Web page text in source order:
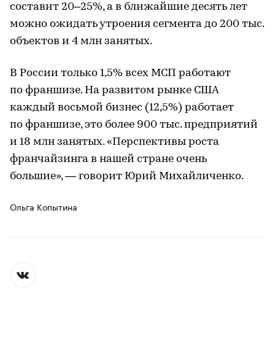
составит 20–25%, а в ближайшие десять лет
можно ожидать утроения сегмента до 200 тыс.
объектов и 4 млн занятых.
В России только 1,5% всех МСП работают
по франшизе. На развитом рынке США
каждый восьмой бизнес (12,5%) работает
по франшизе, это более 900 тыс. предприятий
и 18 млн занятых. «Перспективы роста
франчайзинга в нашей стране очень
большие», — говорит Юрий Михайличенко.
Ольга Копытина